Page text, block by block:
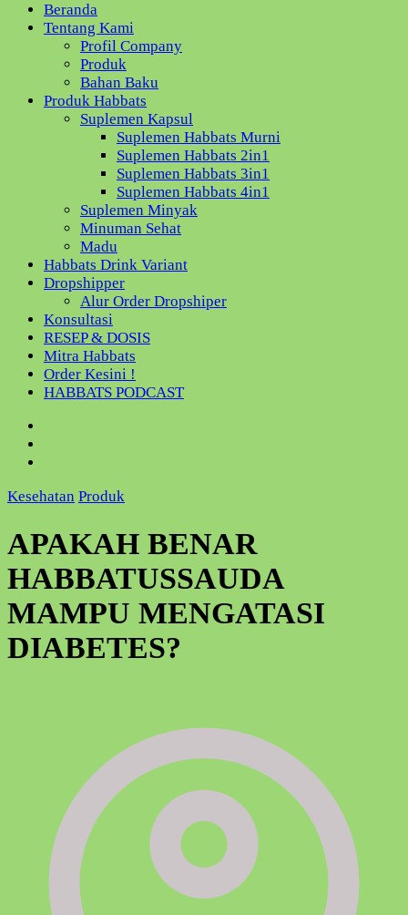
Beranda
Tentang Kami
Profil Company
Produk
Bahan Baku
Produk Habbats
Suplemen Kapsul
Suplemen Habbats Murni
Suplemen Habbats 2in1
Suplemen Habbats 3in1
Suplemen Habbats 4in1
Suplemen Minyak
Minuman Sehat
Madu
Habbats Drink Variant
Dropshipper
Alur Order Dropshiper
Konsultasi
RESEP & DOSIS
Mitra Habbats
Order Kesini !
HABBATS PODCAST
Kesehatan Produk
APAKAH BENAR
HABBATUSSAUDA
MAMPU MENGATASI
DIABETES?